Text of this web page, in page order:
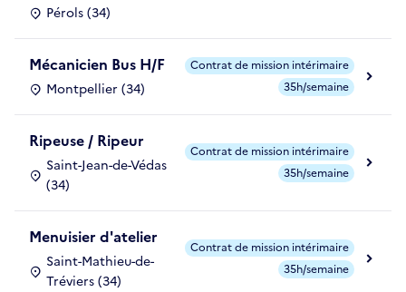
Pérols (34)
Mécanicien Bus H/F
Montpellier (34)
Contrat de mission intérimaire
35h/semaine
Ripeuse / Ripeur
Saint-Jean-de-Védas
(34)
Contrat de mission intérimaire
35h/semaine
Menuisier d'atelier
Saint-Mathieu-de-
Tréviers (34)
Contrat de mission intérimaire
35h/semaine